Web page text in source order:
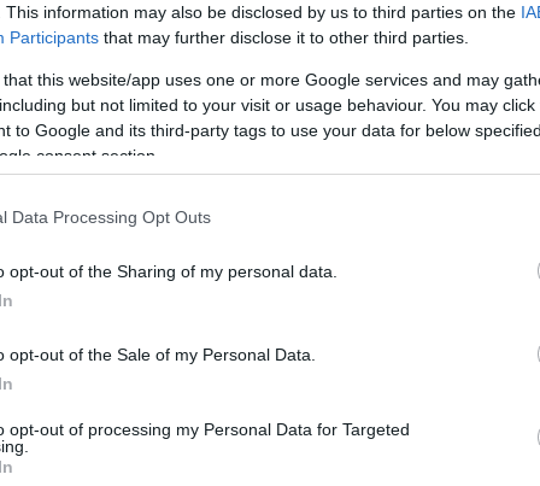
This information may also be disclosed by us to third parties on the
Participants that may further disclose it to other third parties.
that this website/app uses one or more Google services and may
but not limited to your visit or usage behaviour. You may
to Google and its third-party tags to use your data for below
consent section.
Data Processing Opt Outs
opt-out of the Sharing of my personal data.
opt-out of the Sale of my Personal Data.
opt-out of processing my Personal Data for Targeted
με εξομολογεί και σε αυτές τις συναντήσεις
σκοτεινό δωμάτιο που είχε διαμορφώσει στο
πολύ άσεμνες και απρεπείς ερωτήσεις και
όταν στο τέλος διαβάζει την συγχωρητική ευχή,
κοντά μου και ακουμπούσε το ερεθισμένο του
πως ο 53χρονος ιερέας είχε καταδικαστεί
ομόφωνα ένοχος με το εφετείο να του
ίδια ακριβώς ποινή 27 χρόνια κάθειρξη.
μου πήγε ως μάρτυρας υπεράσπισης του
και από θρησκευτική οικογένεια. Τόσα
ποτέ δεν κρίνουμε ένα ράσο. Την φόβιζε με το
οι κατάρες πίσω».